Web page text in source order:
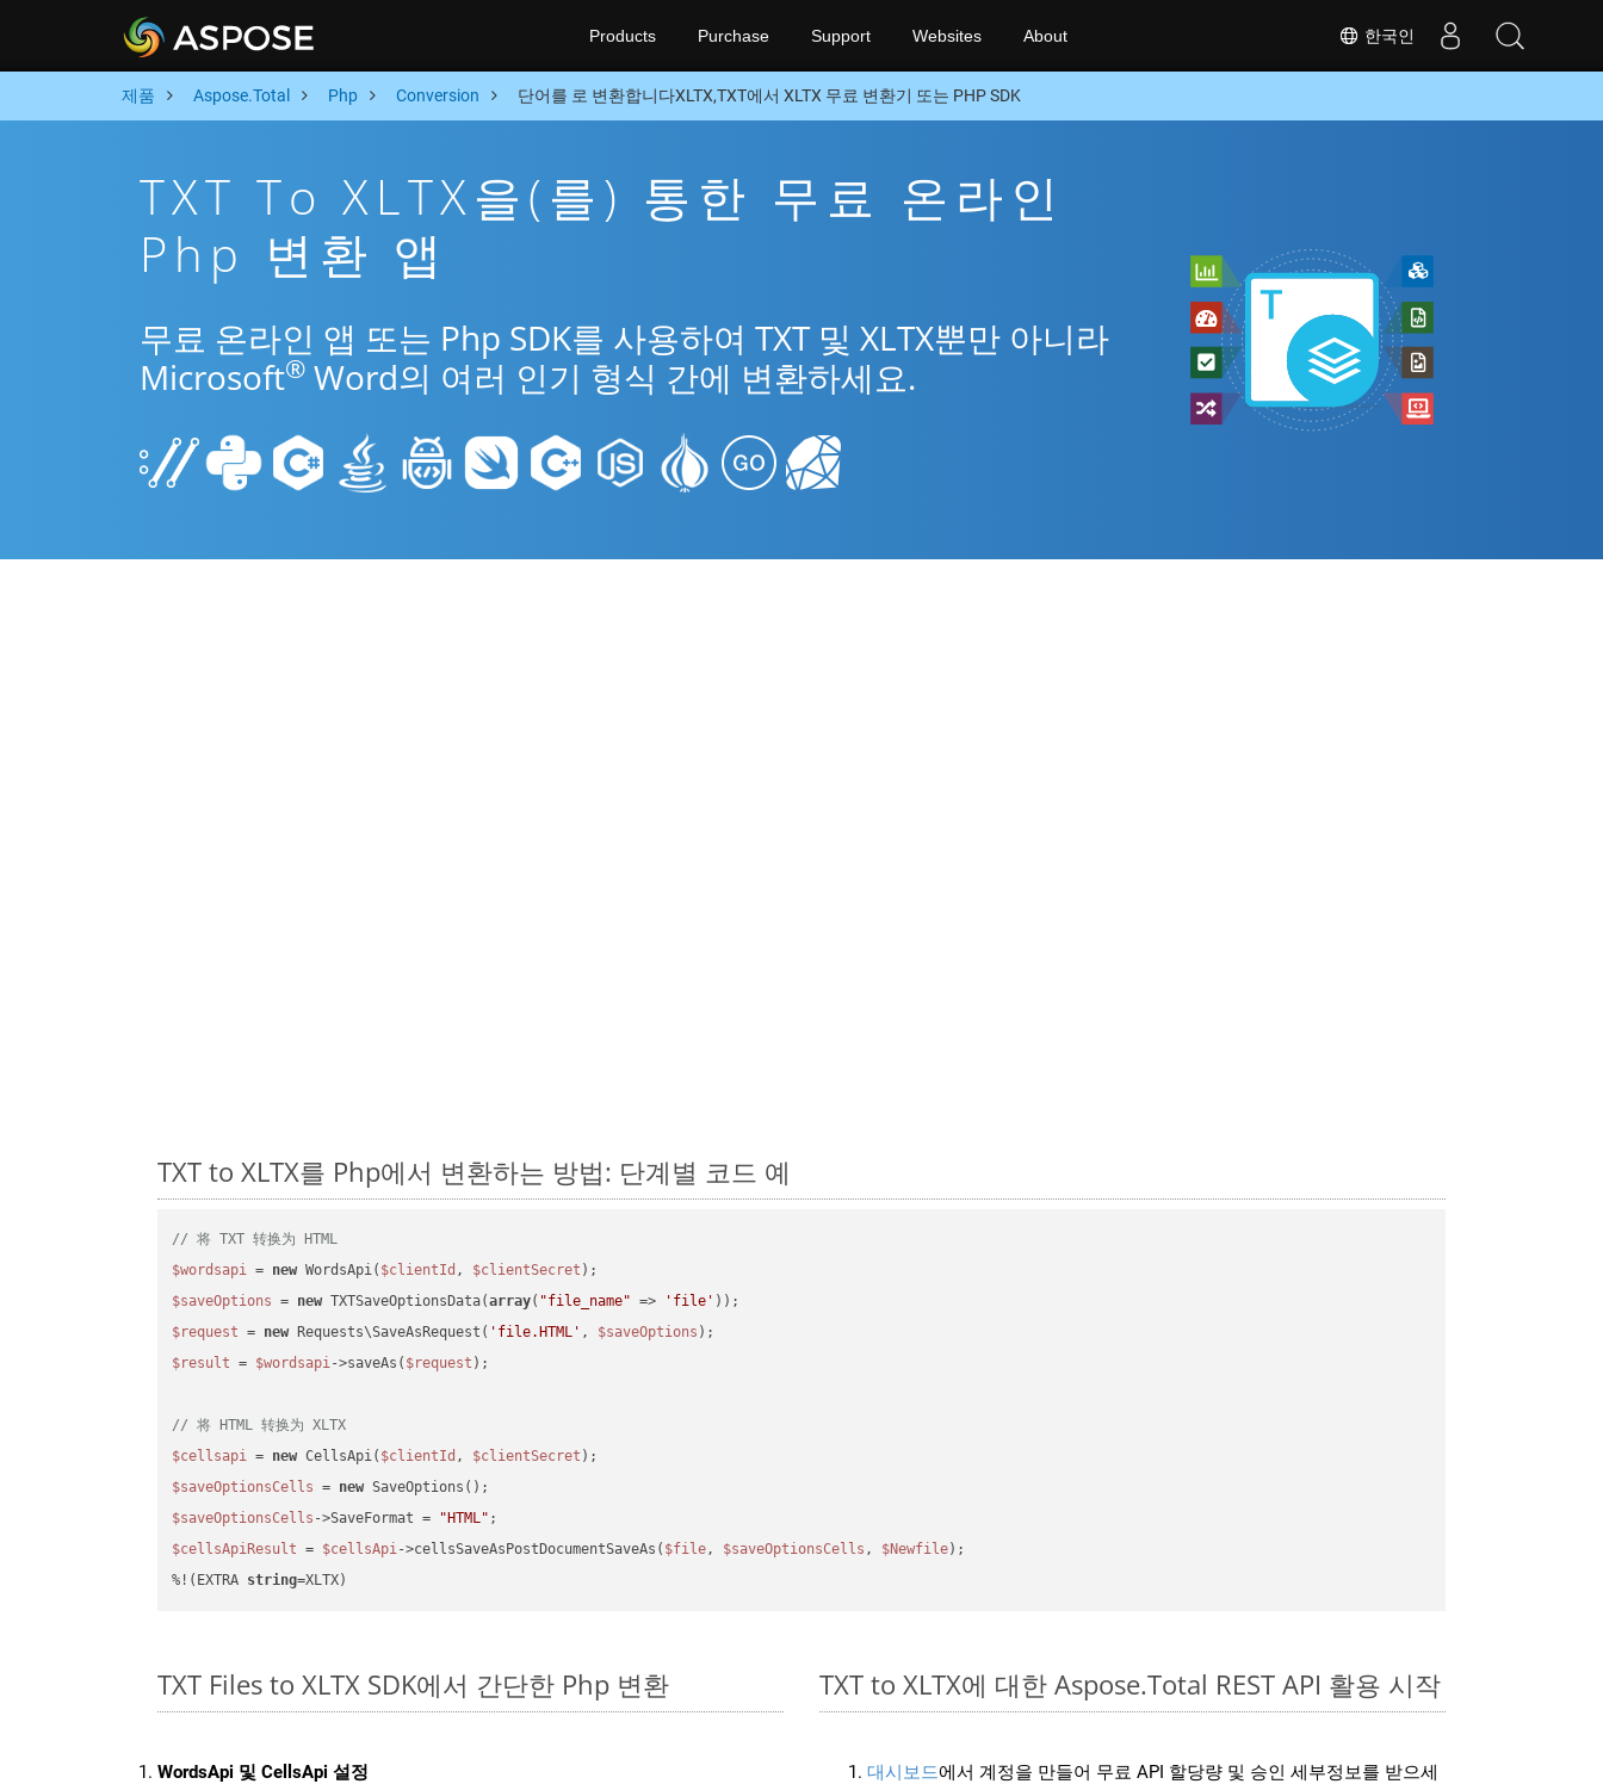
한국인
Products Purchase Support Websites About
제품 Aspose.Total Php Conversion 단어를 로 변환합니다XLTX,TXT에서 XLTX 무료 변환기 또는 PHP SDK
TXT To XLTX을(를) 통한 무료 온라인
Php 변환 앱
무료 온라인 앱 또는 Php SDK를 사용하여 TXT 및 XLTX뿐만 아니라
Microsoft® Word의 여러 인기 형식 간에 변환하세요.
TXT to XLTX를 Php에서 변환하는 방법: 단계별 코드 예
// 将 TXT 转换为 HTML
$wordsapi = new WordsApi( $clientId , $clientSecret
$saveOptions = new TXTSaveOptionsData(array( "file_name" => 'file'
$request = new Requests\SaveAsRequest( 'file.HTML' , $saveOptions
$result = $wordsapi->saveAs( $request );
// 将 HTML 转换为 XLTX
$cellsapi = new CellsApi( $clientId , $clientSecret
$saveOptionsCells = new
$saveOptionsCells ->SaveFormat = "HTML"
$cellsApiResult = $cellsApi->cellsSaveAsPostDocumentSaveAs( $file, $saveOptionsCells , $Newfile);
%!(EXTRA string=XLTX)
TXT Files to XLTX SDK에서 간단한 Php 변환
WordsApi 및 CellsApi 설정
TXT to XLTX에 대한 Aspose.Total REST API 활용 시작
대시보드에서 계정을 만들어 무료 API 할당량 및 승인 세부정보를 받으세